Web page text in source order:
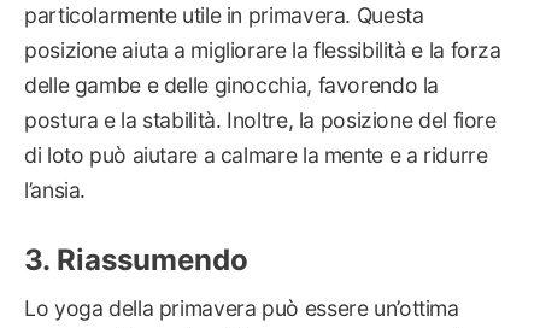
particolarmente utile in primavera. Questa
posizione aiuta a migliorare la flessibilità e la forza
delle gambe e delle ginocchia, favorendo la
postura e la stabilità. Inoltre, la posizione del fiore
di loto può aiutare a calmare la mente e a ridurre
l’ansia.
Riassumendo
Lo yoga della primavera può essere un’ottima